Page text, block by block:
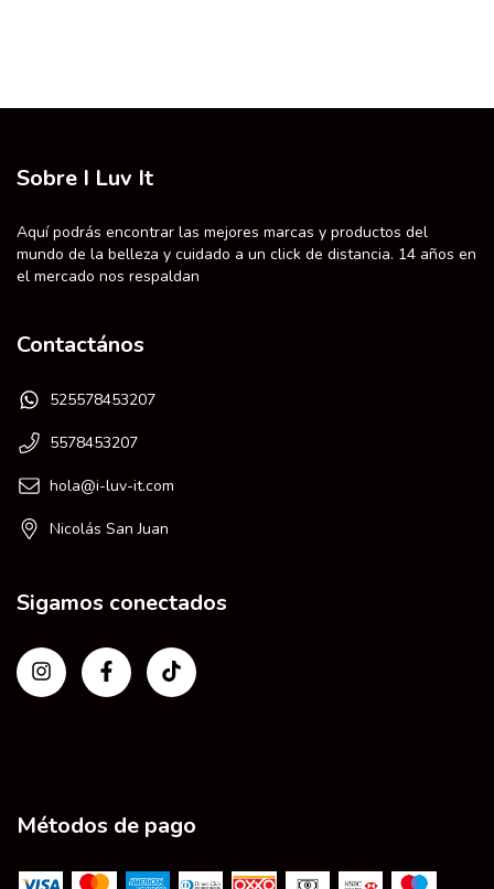
Sobre I Luv It
Aquí podrás encontrar las mejores marcas y productos del
mundo de la belleza y cuidado a un click de distancia. 14 años en
el mercado nos respaldan
Contactános
525578453207
5578453207
hola@i-luv-it.com
Nicolás San Juan
Sigamos conectados
Métodos de pago